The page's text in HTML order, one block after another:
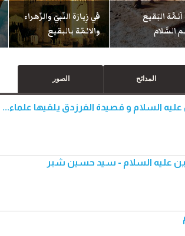
اَئمَّة البَقيع
السَّلام
في زِيارَة النّبيّ والزّهراء
والائمّة بالبقيع
المدائح الصور
السلام و قصيدة الفرزدق يلقيها علماء...
عليه السلام - سيد حسين شبر